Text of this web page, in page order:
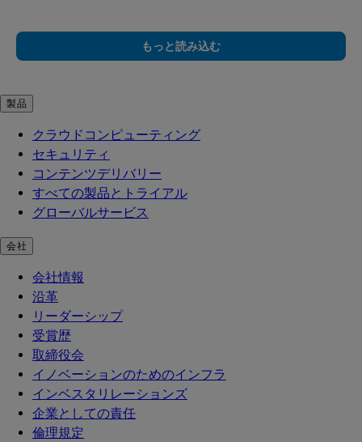
もっと読み込む
製品
クラウドコンピューティング
セキュリティ
コンテンツデリバリー
すべての製品とトライアル
グローバルサービス
会社
会社情報
沿革
リーダーシップ
受賞歴
取締役会
イノベーションのためのインフラ
インベスタリレーションズ
企業としての責任
倫理規定